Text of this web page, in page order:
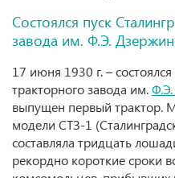
Состоялся пуск
завода им. Ф.Э.
17 июня 1930 г. –
тракторного завода им.
выпущен первый трактор.
модели СТЗ-1
составляла тридцать
рекордно короткие сроки